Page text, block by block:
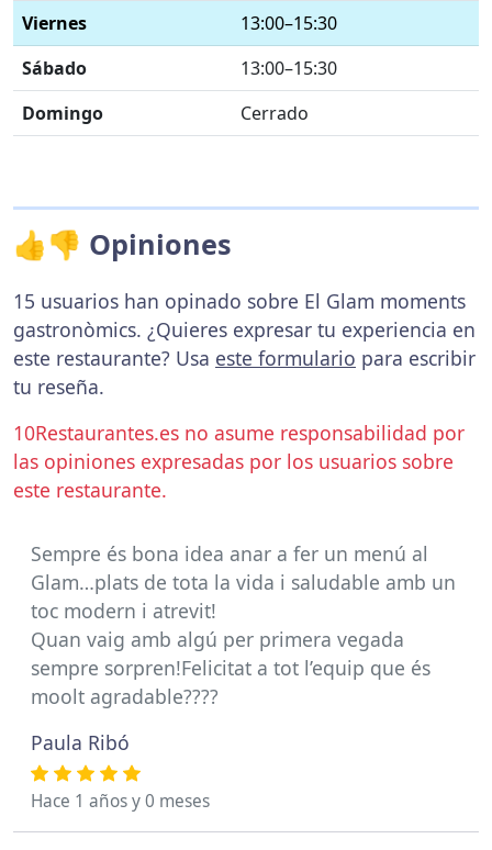
Viernes
13:00–15:30
Sábado
13:00–15:30
Domingo
Cerrado
👍👎 Opiniones
15 usuarios han opinado sobre El Glam moments
gastronòmics. ¿Quieres expresar tu experiencia en
este restaurante? Usa este formulario para escribir
tu reseña.
10Restaurantes.es no asume responsabilidad por
las opiniones expresadas por los usuarios sobre
este restaurante.
Sempre és bona idea anar a fer un menú al
Glam…plats de tota la vida i saludable amb un
toc modern i atrevit!
Quan vaig amb algú per primera vegada
sempre sorpren!Felicitat a tot l’equip que és
moolt agradable????
Paula Ribó
Hace 1 años y 0 meses